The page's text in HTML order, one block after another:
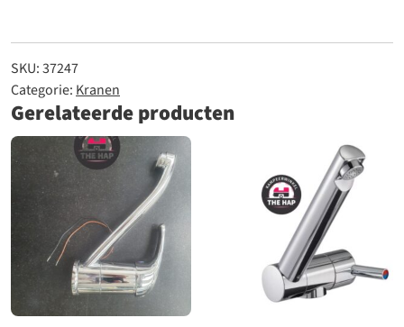
SKU:37247
Categorie: Kranen
Gerelateerde producten